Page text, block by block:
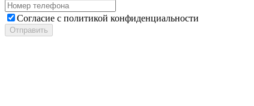
Cогласие с политикой конфиденциальности
Отправить